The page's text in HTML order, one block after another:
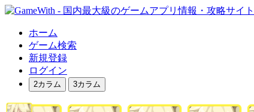
ホーム
ゲーム検索
新規登録
ログイン
2カラム 3カラム